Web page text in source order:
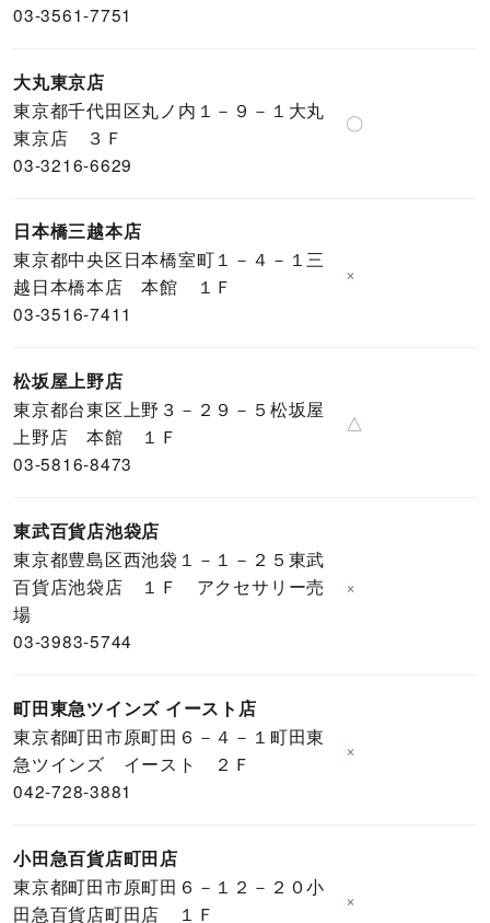
03-3561-7751
大丸東京店
東京都千代田区丸ノ内１－９－１大丸
東京店 ３Ｆ
03-3216-6629
〇
日本橋三越本店
東京都中央区日本橋室町１－４－１三
越日本橋本店 本館 １Ｆ
03-3516-7411
×
松坂屋上野店
東京都台東区上野３－２９－５松坂屋
上野店 本館 １Ｆ
03-5816-8473
△
東武百貨店池袋店
東京都豊島区西池袋１－１－２５東武
百貨店池袋店 １Ｆ アクセサリー売
場
03-3983-5744
×
町田東急ツインズ イースト店
東京都町田市原町田６－４－１町田東
急ツインズ イースト ２Ｆ
042-728-3881
×
小田急百貨店町田店
東京都町田市原町田６－１２－２０小
田急百貨店町田店 １Ｆ
×